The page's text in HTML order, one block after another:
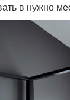
в нужно